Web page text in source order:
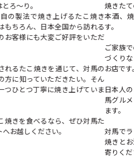
ろ〜り。
の製法で焼き上げるたこ焼き
もちろん、日本全国から訪れる
お客様にも大変ご好評をいただ
れるたこ焼きを通じて、対馬の
方に知っていただきたい。そん
つひとつ丁寧に焼き上げていま
焼きを食べるなら、ぜひ対馬た
お越しください。
焼きた
本酒、
す。
ご家族
づくり
お店です
日本人
馬グル
ます。
対馬で
焼きと
寄りく